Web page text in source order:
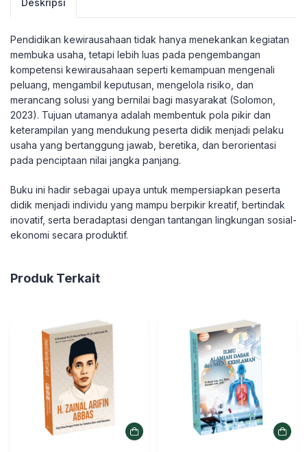
Deskripsi
Pendidikan kewirausahaan tidak hanya menekankan kegiatan
membuka usaha, tetapi lebih luas pada pengembangan
kompetensi kewirausahaan seperti kemampuan mengenali
peluang, mengambil keputusan, mengelola risiko, dan
merancang solusi yang bernilai bagi masyarakat (Solomon,
2023). Tujuan utamanya adalah membentuk pola pikir dan
keterampilan yang mendukung peserta didik menjadi pelaku
usaha yang bertanggung jawab, beretika, dan berorientasi
pada penciptaan nilai jangka panjang.
Buku ini hadir sebagai upaya untuk mempersiapkan peserta
didik menjadi individu yang mampu berpikir kreatif, bertindak
inovatif, serta beradaptasi dengan tantangan lingkungan sosial-
ekonomi secara produktif.
Produk Terkait